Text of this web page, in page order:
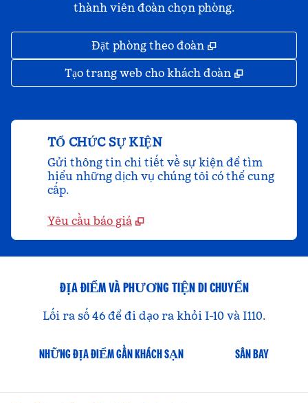
thành viên đoàn chọn phòng.
Đặt phòng theo đoàn ,
Tạo trang web cho khách đoàn ,
TỔ CHỨC SỰ KIỆN
Gửi thông tin chi tiết về sự kiện để tìm
hiểu những dịch vụ chúng tôi có thể cung
cấp.
Yêu cầu báo giá
ĐỊA ĐIỂM VÀ PHƯƠNG TIỆN DI CHUYỂN
Lối ra số 46 để đi dạo ra khỏi I-10 và I110.
NHỮNG ĐỊA ĐIỂM GẦN KHÁCH SẠN SÂN BAY